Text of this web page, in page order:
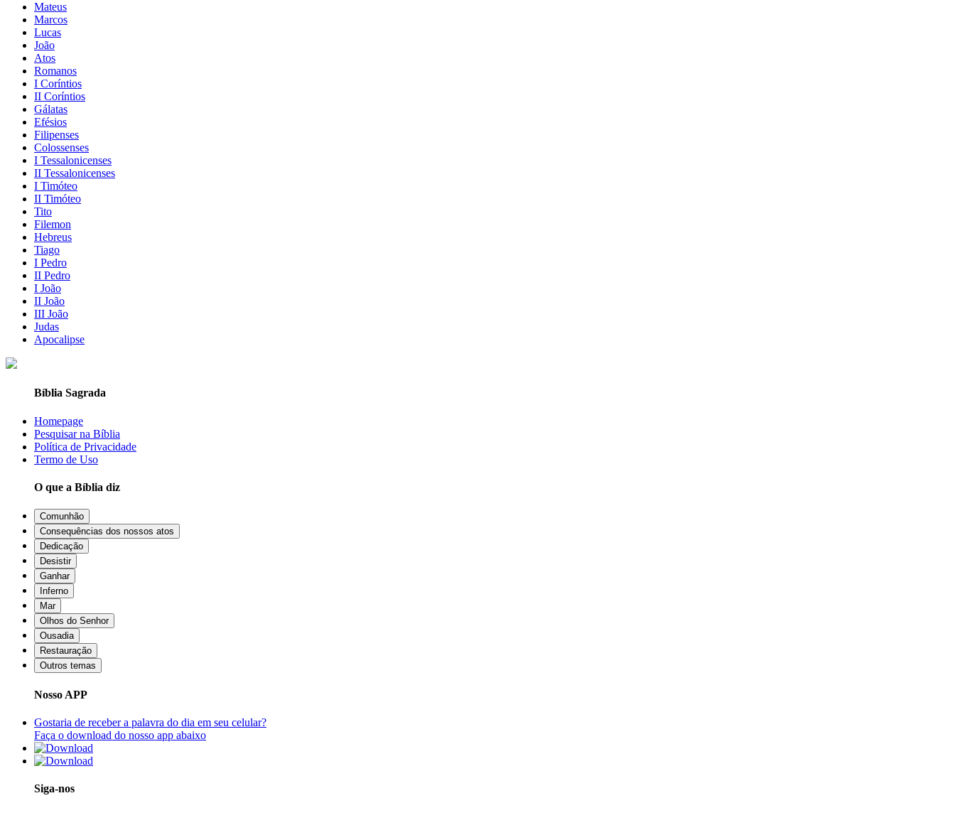
Mateus
Marcos
Lucas
João
Atos
Romanos
I Coríntios
II Coríntios
Gálatas
Efésios
Filipenses
Colossenses
I Tessalonicenses
II Tessalonicenses
I Timóteo
II Timóteo
Tito
Filemon
Hebreus
Tiago
I Pedro
II Pedro
I João
II João
III João
Judas
Apocalipse
Bíblia Sagrada
Homepage
Pesquisar na Bíblia
Política de Privacidade
Termo de Uso
O que a Bíblia diz
Comunhão
Consequências dos nossos atos
Dedicação
Desistir
Ganhar
Inferno
Mar
Olhos do Senhor
Ousadia
Restauração
Outros temas
Nosso APP
Gostaria de receber a palavra do dia em seu celular?
Faça o download do nosso app abaixo
Siga-nos